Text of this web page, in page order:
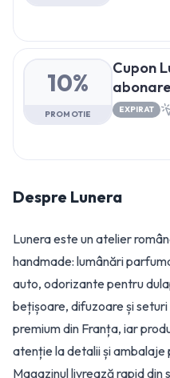
10%
PROMOTIE
Cupon
EXPIRAT
Despre Lunera
Lunera este un atelier
handmade: lumânări
auto, odorizante pentru
bețișoare, difuzoare și
premium din Franța, iar
atenție la detalii și
Magazinul livrează rapid din